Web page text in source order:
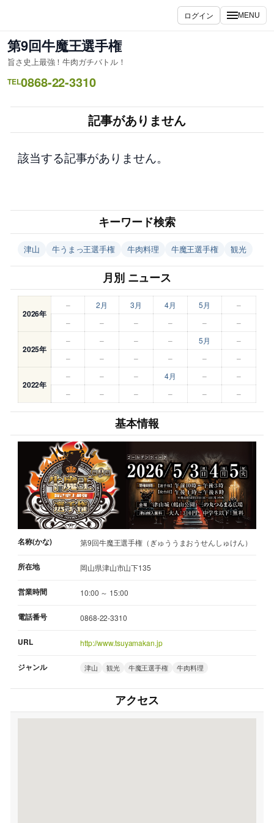
を
ス
キ
ッ
ログイン MENU
第9回牛魔王選手権
旨さ史上最強！牛肉ガチバトル！
TEL0868-22-3310
記事がありません
該当する記事がありません。
キーワード検索
津山 牛うまっ王選手権 牛肉料理 牛魔王選手権 観光
月別 ニュース
2026年
– 2月 3月 4月 5月
–
–
– – – – –
2025年
– – – – 5月
–
–
– – – – –
2022年
– – – 4月 –
–
–
– – – – –
基本情報
名称(かな) 第9回牛魔王選手権（ぎゅううまおうせんしゅけん）
所在地 岡山県津山市山下135
営業時間 10:00 ～ 15:00
電話番号 0868-22-3310
URL http://www.tsuyamakan.jp
ジャンル 津山 観光 牛魔王選手権 牛肉料理
アクセス